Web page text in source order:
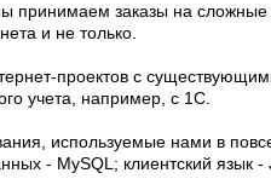
принимаем заказы на
и не только.
проектов с
учета, например, с 1C.
используемые нами в
- MySQL; клиентский язык -